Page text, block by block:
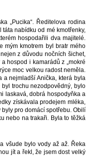
„Pucika“. Ředitelova rodina
nabídku od mé kmotřenky,
hospodařili dva majitelé.
mým kmotrem byl bratr mého
z důvodu nočních šichet,
hospod i kamarádů z „mokré
moc velkou radost neměla.
a nejmladší Anička, která byla
trochu nezodpovědný, bylo
laskavá, dobrá hospodyňka a
získávala prodejem mléka,
pro domácí spotřebu. Obilí
nebo na trakaři. Byla to těžká
všude bylo vody až až. Řeka
jít a řekl, že jsem dost velký